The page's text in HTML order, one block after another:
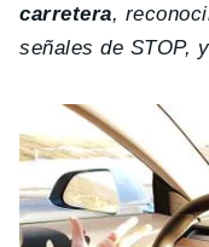
carretera,
señales de STOP,